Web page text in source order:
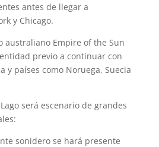
antes de llegar a
y Chicago.
australiano Empire of the Sun
previo a continuar con
y países como Noruega, Suecia
será escenario de grandes
sonidero se hará presente